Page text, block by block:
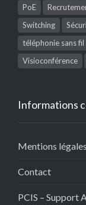
PoE
Switching
téléphonie sans fil
Visioconférence
Informations
Mentions légales
Contact
PCIS – Support